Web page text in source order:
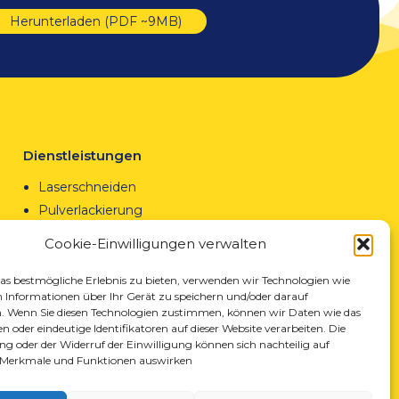
Cookie-Einwilligungen verwalten
bestmögliche Erlebnis zu bieten, verwenden wir Technologien wie
Informationen über Ihr Gerät zu speichern und/oder darauf
Wenn Sie diesen Technologien zustimmen, können wir Daten wie das
oder eindeutige Identifikatoren auf dieser Website verarbeiten. Die
oder der Widerruf der Einwilligung können sich nachteilig auf
und Funktionen auswirken
Herunterladen (PDF ~9MB)
Dienstleistungen
Laserschneiden
Pulverlackierung
850412167, NIP: PL868-10-14-503,